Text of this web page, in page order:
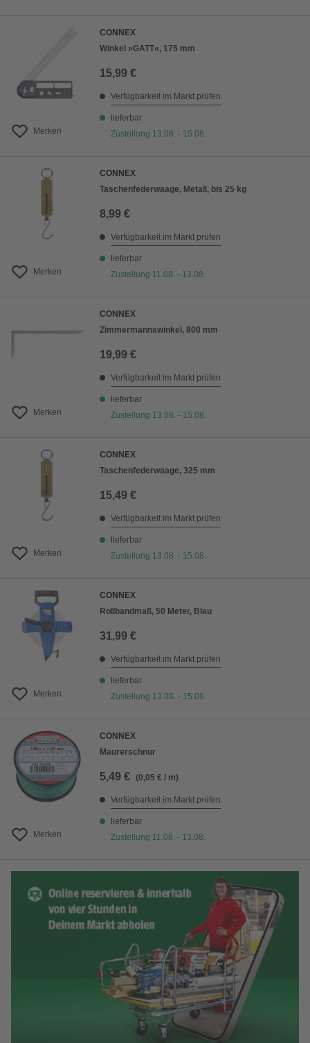
Merken
CONNEX
Winkel »GATT«, 175 mm
15,99 €
Verfügbarkeit im Markt prüfen
lieferbar
Zustellung 13.08. - 15.08.
Merken
CONNEX
Taschenfederwaage, Metall, bis 25 kg
8,99 €
Verfügbarkeit im Markt prüfen
lieferbar
Zustellung 11.08. - 13.08.
Merken
CONNEX
Zimmermannswinkel, 800 mm
19,99 €
Verfügbarkeit im Markt prüfen
lieferbar
Zustellung 13.08. - 15.08.
Merken
CONNEX
Taschenfederwaage, 325 mm
15,49 €
Verfügbarkeit im Markt prüfen
lieferbar
Zustellung 13.08. - 15.08.
Merken
CONNEX
Rollbandmaß, 50 Meter, Blau
31,99 €
Verfügbarkeit im Markt prüfen
lieferbar
Zustellung 13.08. - 15.08.
Merken
CONNEX
Maurerschnur
5,49 € (0,05 € / m)
Verfügbarkeit im Markt prüfen
lieferbar
Zustellung 11.08. - 13.08.